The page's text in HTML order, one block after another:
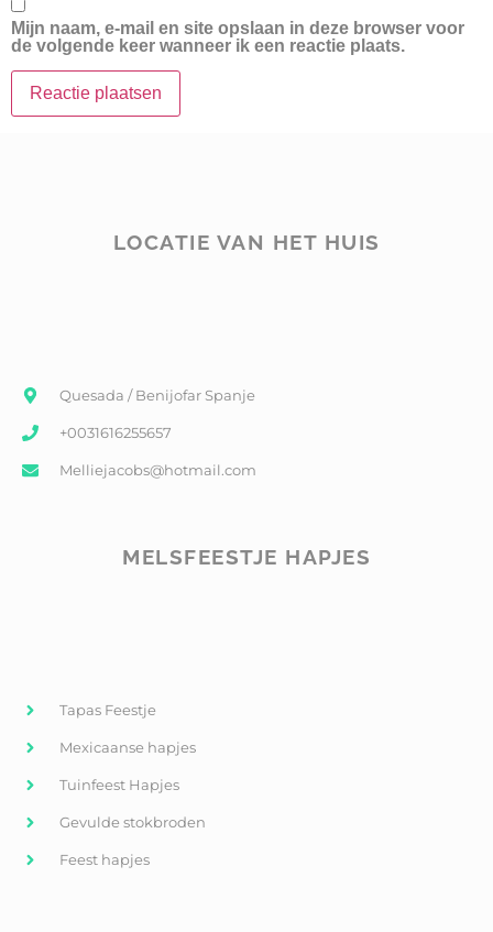
Mijn naam, e-mail en site opslaan in deze browser voor
de volgende keer wanneer ik een reactie plaats.
LOCATIE VAN HET HUIS
Quesada / Benijofar Spanje
+0031616255657
Melliejacobs@hotmail.com
MELSFEESTJE HAPJES
Tapas Feestje
Mexicaanse hapjes
Tuinfeest Hapjes
Gevulde stokbroden
Feest hapjes